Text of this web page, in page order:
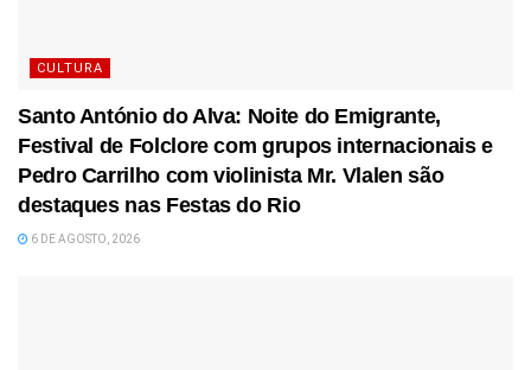
CULTURA
Santo António do Alva: Noite do Emigrante,
Festival de Folclore com grupos internacionais e
Pedro Carrilho com violinista Mr. Vlalen são
destaques nas Festas do Rio
6 DE AGOSTO, 2026